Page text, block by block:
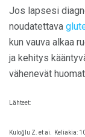
Jos lapsesi
noudatettava
kun vauva alkaa
ja kehitys
vähenevät
Lähteet:
Kuloğlu Z. et ai. Keliakia: